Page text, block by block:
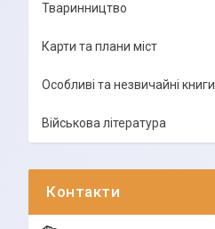
Тваринництво
Карти та плани міст
Особливі та незвичайні книги
Військова література